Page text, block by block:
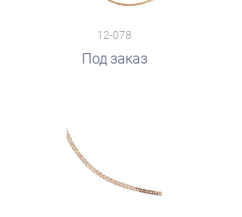
12-078
Под заказ